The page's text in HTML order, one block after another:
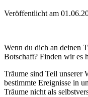
Veröffentlicht am
Wenn du dich an deinen
Botschaft? Finden wir es
Träume sind Teil unserer
bestimmte Ereignisse in
Träume nicht als